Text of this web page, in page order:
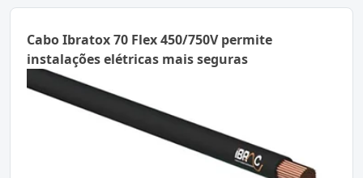
Cabo Ibratox 70 Flex 450/750V permite
instalações elétricas mais seguras